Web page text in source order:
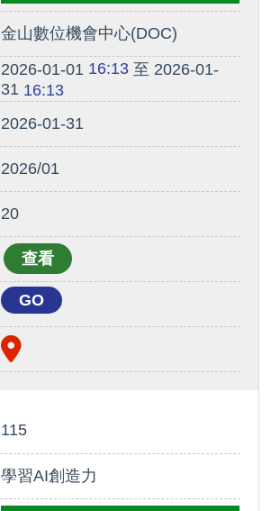
金山數位機會中心(DOC)
2026-01-01 16:13至 2026-01-
3116:13
2026-01-31
2026/01
20
GO
115
學習AI創造力